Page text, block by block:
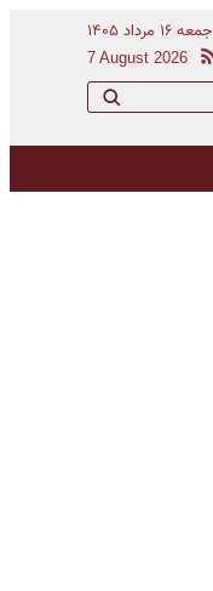
جمعه ۱۶ مرداد ۱۴۰۵
7 August 2026